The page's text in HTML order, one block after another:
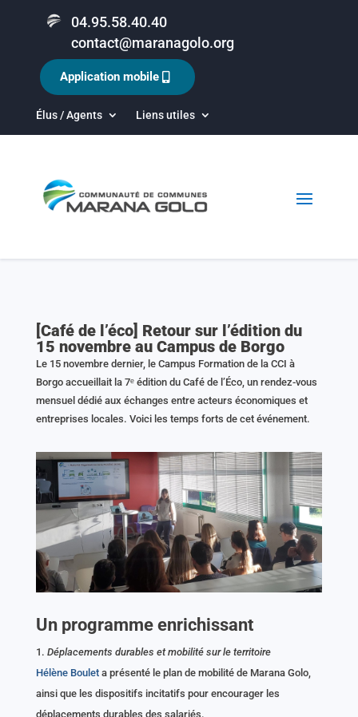
04.95.58.40.40
contact@maranagolo.org
Élus / Agents Liens utiles
Application mobile
[Café de l’éco] Retour sur l’édition du
15 novembre au Campus de Borgo
Le 15 novembre dernier, le Campus Formation de la CCI à
Borgo accueillait la 7ᵉ édition du Café de l’Éco, un rendez-vous
mensuel dédié aux échanges entre acteurs économiques et
entreprises locales. Voici les temps forts de cet événement.
Un programme enrichissant
Déplacements durables et mobilité sur le territoire
Hélène Bouleta présenté le plan de mobilité de Marana Golo,
ainsi que les dispositifs incitatifs pour encourager les
déplacements durables des salariés.